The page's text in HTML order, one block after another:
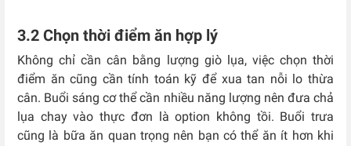
3.2 Chọn thời điểm ăn hợp lý
Không chỉ cần cân bằng lượng giò lụa, việc chọn thời
điểm ăn cũng cần tính toán kỹ để xua tan nỗi lo thừa
cân. Buổi sáng cơ thể cần nhiều năng lượng nên đưa chả
lụa chay vào thực đơn là option không tồi. Buổi trưa
cũng là bữa ăn quan trọng nên bạn có thể ăn ít hơn khi